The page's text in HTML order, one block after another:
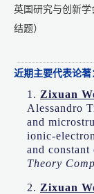
英国研究与创新
结题）
近期主要代表论著
1. Zixuan
Alessandro
and
ionic-
and
Theory
2. Zixuan